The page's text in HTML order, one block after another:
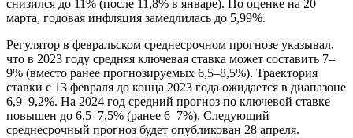
снизился до 11% (после 11,8% в январе). По оценке на 20
марта, годовая инфляция замедлилась до 5,99%.
Регулятор в февральском среднесрочном прогнозе указывал,
что в 2023 году средняя ключевая ставка может составить 7–
9% (вместо ранее прогнозируемых 6,5–8,5%). Траектория
ставки с 13 февраля до конца 2023 года ожидается в диапазоне
6,9–9,2%. На 2024 год средний прогноз по ключевой ставке
повышен до 6,5–7,5% (ранее 6–7%). Следующий
среднесрочный прогноз будет опубликован 28 апреля.